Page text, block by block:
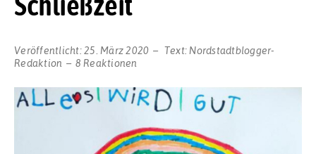
Veröffentlicht:25. März 2020 Text: Nordstadtblogger-
Redaktion
8 Reaktionen